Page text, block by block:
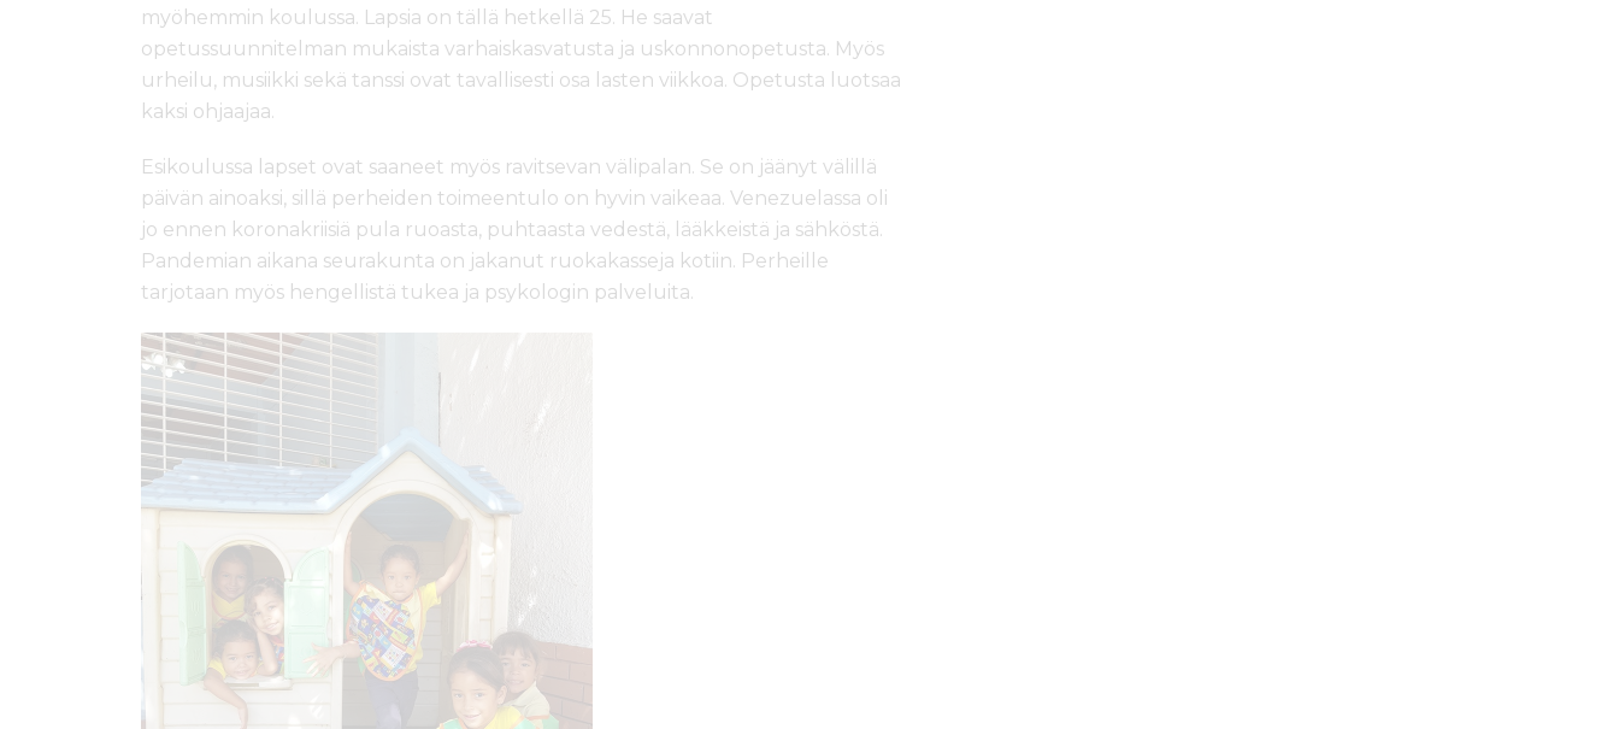
myöhemmin koulussa. Lapsia on tällä hetkellä 25. He saavat
opetussuunnitelman mukaista varhaiskasvatusta ja uskonnonopetusta. Myös
urheilu, musiikki sekä tanssi ovat tavallisesti osa lasten viikkoa. Opetusta luotsaa
kaksi ohjaajaa.
Esikoulussa lapset ovat saaneet myös ravitsevan välipalan. Se on jäänyt välillä
päivän ainoaksi, sillä perheiden toimeentulo on hyvin vaikeaa. Venezuelassa oli
jo ennen koronakriisiä pula ruoasta, puhtaasta vedestä, lääkkeistä ja sähköstä.
Pandemian aikana seurakunta on jakanut ruokakasseja kotiin. Perheille
tarjotaan myös hengellistä tukea ja psykologin palveluita.